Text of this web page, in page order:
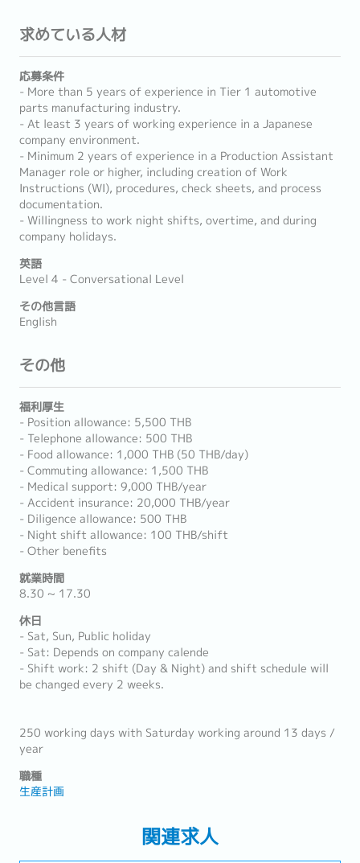
求めている人材
応募条件
- More than 5 years of experience in Tier 1 automotive
parts manufacturing industry.
- At least 3 years of working experience in a Japanese
company environment.
- Minimum 2 years of experience in a Production Assistant
Manager role or higher, including creation of Work
Instructions (WI), procedures, check sheets, and process
documentation.
- Willingness to work night shifts, overtime, and during
company holidays.
英語
Level 4 - Conversational Level
その他言語
English
その他
福利厚生
- Position allowance: 5,500 THB
- Telephone allowance: 500 THB
- Food allowance: 1,000 THB (50 THB/day)
- Commuting allowance: 1,500 THB
- Medical support: 9,000 THB/year
- Accident insurance: 20,000 THB/year
- Diligence allowance: 500 THB
- Night shift allowance: 100 THB/shift
- Other benefits
就業時間
8.30 ~ 17.30
休日
- Sat, Sun, Public holiday
- Sat: Depends on company calende
- Shift work: 2 shift (Day & Night) and shift schedule will
be changed every 2 weeks.
250 working days with Saturday working around 13 days /
year
職種
生産計画
関連求人